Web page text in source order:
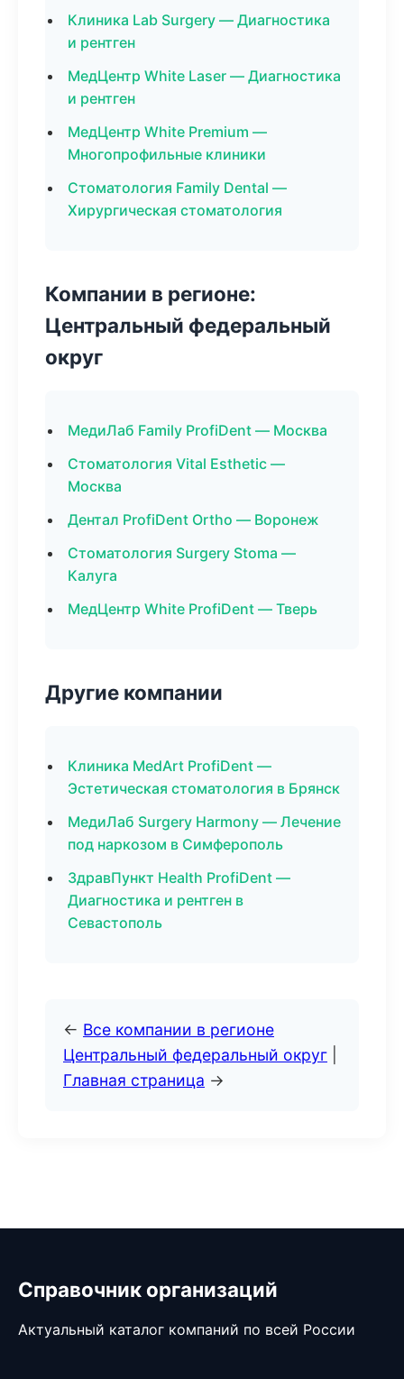
Клиника Lab Surgery — Диагностика
и рентген
МедЦентр White Laser — Диагностика
и рентген
МедЦентр White Premium —
Многопрофильные клиники
Стоматология Family Dental —
Хирургическая стоматология
Компании в регионе:
Центральный федеральный
округ
МедиЛаб Family ProfiDent — Москва
Стоматология Vital Esthetic —
Москва
Дентал ProfiDent Ortho — Воронеж
Стоматология Surgery Stoma —
Калуга
МедЦентр White ProfiDent — Тверь
Другие компании
Клиника MedArt ProfiDent —
Эстетическая стоматология в Брянск
МедиЛаб Surgery Harmony — Лечение
под наркозом в Симферополь
ЗдравПункт Health ProfiDent —
Диагностика и рентген в
Севастополь
← Все компании в регионе
Центральный федеральный округ
Главная страница →
Справочник организаций
Актуальный каталог компаний по всей России